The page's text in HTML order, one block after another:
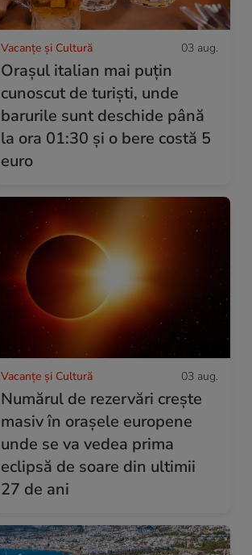
Vacanțe și Cultură 03 aug.
Orașul italian mai puțin
cunoscut de turiști, unde
barurile sunt deschide până
la ora 01:30 și o bere costă 5
euro
Vacanțe și Cultură 03 aug.
Numărul de rezervări crește
masiv în orașele europene
unde se va vedea prima
eclipsă de soare din ultimii
27 de ani